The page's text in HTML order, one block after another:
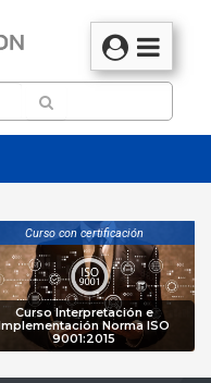
Curso con certificación
Curso Interpretación e
Norma ISO
9001:2015